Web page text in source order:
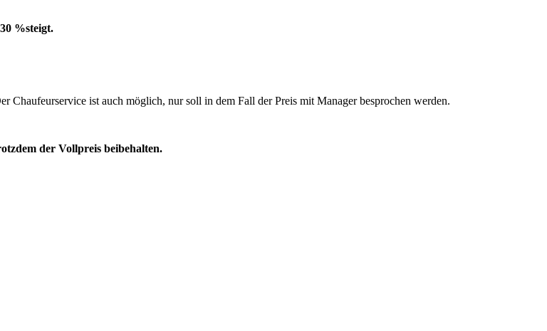
%steigt.
ist auch möglich, nur soll in dem Fall der Preis mit Manager besprochen werden.
der Vollpreis beibehalten.